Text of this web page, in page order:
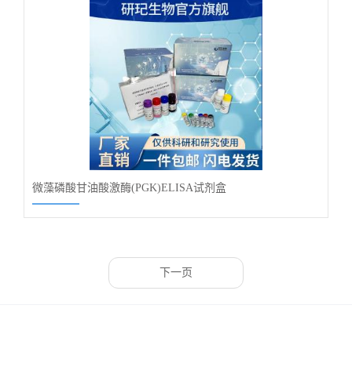
微藻磷酸甘油酸激酶(PGK)ELISA试剂盒
下一页